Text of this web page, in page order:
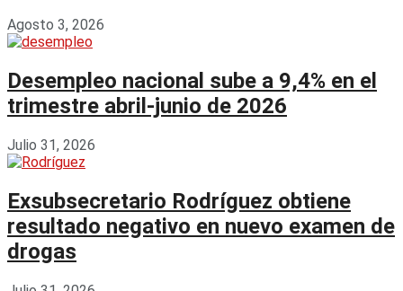
Agosto 3, 2026
Desempleo nacional sube a 9,4% en el
trimestre abril-junio de 2026
Julio 31, 2026
Exsubsecretario Rodríguez obtiene
resultado negativo en nuevo examen de
drogas